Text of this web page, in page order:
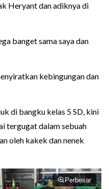
Heryant dan adiknya di
banget sama saya dan
kebingungan dan
di bangku kelas 5 SD, kini
tergugat dalam sebuah
oleh kakek dan nenek
Perbesar